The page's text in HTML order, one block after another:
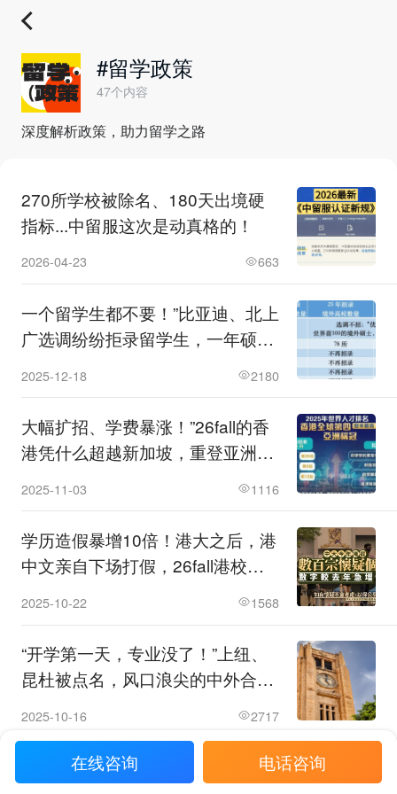
#留学政策
47个内容
深度解析政策，助力留学之路
270所学校被除名、180天出境硬
指标...中留服这次是动真格的！
2026-04-23 663
一个留学生都不要！”比亚迪、北上
广选调纷纷拒录留学生，一年硕到
2025-12-18 2180
大幅扩招、学费暴涨！”26fall的香
港凭什么超越新加坡，重登亚洲之
2025-11-03 1116
学历造假暴增10倍！港大之后，港
中文亲自下场打假，26fall港校彻
2025-10-22 1568
“开学第一天，专业没了！”上纽、
昆杜被点名，风口浪尖的中外合办
2025-10-16 2717
App查看更多留学资讯
在线咨询 电话咨询